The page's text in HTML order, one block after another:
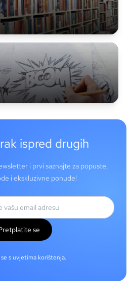
ispred drugih
i prvi saznajte za popuste,
i ekskluzivne ponude!
se
s uvjetima korištenja.